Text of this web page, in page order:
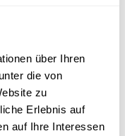
über Ihren
die von
zu
Erlebnis auf
auf Ihre Interessen